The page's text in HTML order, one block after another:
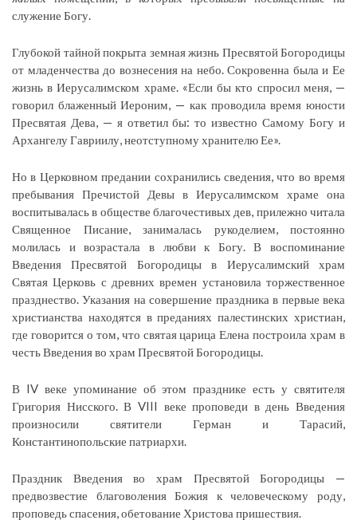
служение Богу.
Глубокой тайной покрыта земная жизнь Пресвятой Богородицы
от младенчества до вознесения на небо. Сокровенна была и Ее
жизнь в Иерусалимском храме. «Если бы кто спросил меня, —
говорил блаженный Иероним, — как проводила время юности
Пресвятая Дева, — я ответил бы: то известно Самому Богу и
Архангелу Гавриилу, неотступному хранителю Ее».
Но в Церковном предании сохранились сведения, что во время
пребывания Пречистой Девы в Иерусалимском храме она
воспитывалась в обществе благочестивых дев, прилежно читала
Священное Писание, занималась рукоделием, постоянно
молилась и возрастала в любви к Богу. В воспоминание
Введения Пресвятой Богородицы в Иерусалимский храм
Святая Церковь с древних времен установила торжественное
празднество. Указания на совершение праздника в первые века
христианства находятся в преданиях палестинских христиан,
где говорится о том, что святая царица Елена построила храм в
честь Введения во храм Пресвятой Богородицы.
В IV веке упоминание об этом празднике есть у святителя
Григория Нисского. В VIII веке проповеди в день Введения
произносили святители Герман и Тарасий,
Константинопольские патриархи.
Праздник Введения во храм Пресвятой Богородицы —
предвозвестие благоволения Божия к человеческому роду,
проповедь спасения, обетование Христова пришествия.